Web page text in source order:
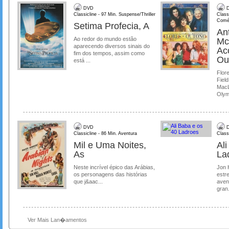
DVD
Classicline - 97 Min. Suspense/Thriller
Setima Profecia, A
Ao redor do mundo estão
aparecendo diversos sinais do
fim dos tempos, assim como
está ...
DVD
Classicline - 86 Min. Aventura
Mil e Uma Noites,
As
Neste incrível épico das Arábias,
os personagens das histórias
que j&aac...
Ali
Jon
Ver Mais Lan�amentos